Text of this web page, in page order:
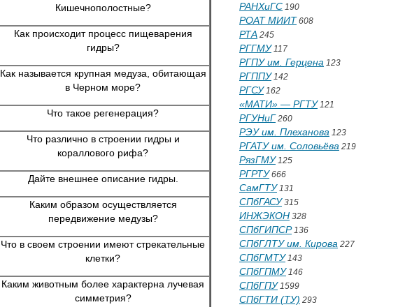
Кишечнополостные?
Как происходит процесс пищеварения
гидры?
Как называется крупная медуза, обитающая
в Черном море?
Что такое регенерация?
Что различно в строении гидры и
кораллового рифа?
Дайте внешнее описание гидры.
Каким образом осуществляется
передвижение медузы?
Что в своем строении имеют стрекательные
клетки?
Каким животным более характерна лучевая
симметрия?
РАНХиГС 190
РОАТ МИИТ 608
РТА 245
РГГМУ117
РГПУ им. Герцена 123
РГППУ142
РГСУ162
«МАТИ» — РГТУ121
РГУНиГ 260
РЭУ им. Плеханова 123
РГАТУ им. Соловьёва 219
РязГМУ125
РГРТУ666
СамГТУ131
СПбГАСУ315
ИНЖЭКОН 328
СПбГИПСР136
СПбГЛТУ им. Кирова 227
СПбГМТУ143
СПбГПМУ146
СПбГПУ1599
СПбГТИ (ТУ) 293